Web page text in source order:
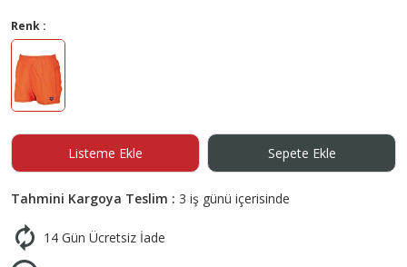
Renk :
Listeme Ekle Sepete Ekle
Tahmini Kargoya Teslim : 3 iş günü içerisinde
14 Gün Ücretsiz İade